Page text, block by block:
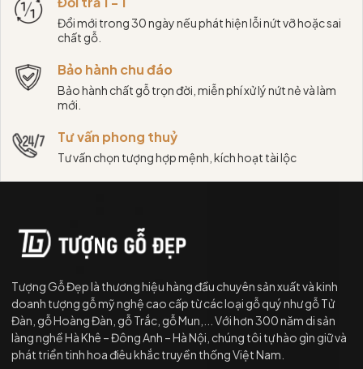
Đổi mới trong 30 ngày nếu phát hiện lỗi nứt vỡ hoặc sai
chất gỗ.
Bảo hành chu đáo
Bảo hành chất gỗ trọn đời, miễn phí xử lý nứt nẻ và làm
mới.
Tư vấn phong thuỷ
Tư vấn chọn tượng hợp mệnh, kích hoạt tài lộc
Tượng Gỗ Đẹp là thương hiệu hàng đầu chuyên sản xuất và kinh
doanh tượng gỗ mỹ nghệ cao cấp từ các loại gỗ quý như gỗ Tử
Đàn, gỗ Hoàng Đàn, gỗ Trắc, gỗ Mun,... Với hơn 300 năm di sản
làng nghề Hà Khê – Đông Anh – Hà Nội, chúng tôi tự hào gìn giữ và
phát triển tinh hoa điêu khắc truyền thống Việt Nam.